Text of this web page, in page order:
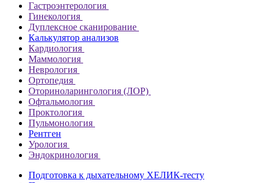
Гастроэнтерология
Гинекология
Дуплексное сканирование
Калькулятор анализов
Кардиология
Маммология
Неврология
Ортопедия
Оториноларингология (ЛОР)
Офтальмология
Проктология
Пульмонология
Рентген
Урология
Эндокринология
Подготовка к дыхательному ХЕЛИК-тесту